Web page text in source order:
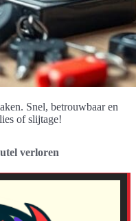
Snel, betrouwbaar en
of slijtage!
verloren